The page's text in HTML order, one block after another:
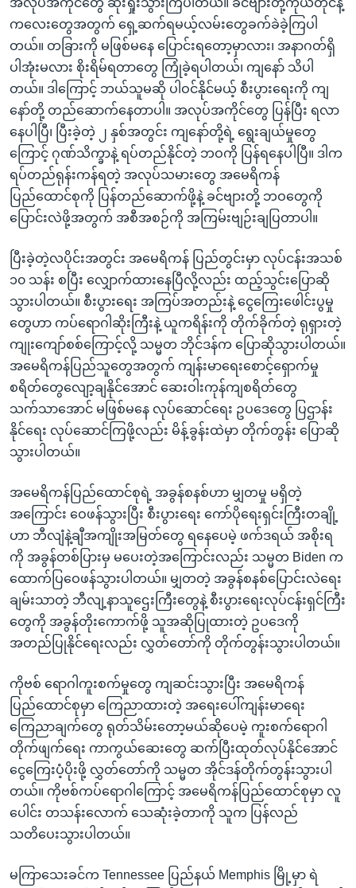
ကလေးတွေအတွက် ရှေ့ဆက်ရမယ့်လမ်းတွေခက်ခဲခဲ့ကြပါ
တယ်။ တခြားကို မဖြစ်မနေ ပြောင်းရတော့မှာလား၊ အနာဂတ်ရှိ
ပါအုံးမလား စိုးရိမ်ရတာတွေ ကြုံခဲ့ရပါတယ်၊ ကျနော် သိပါ
တယ်။ ဒါကြောင့် ဘယ်သူမဆို ပါဝင်နိုင်မယ့် စီးပွားရေးကို ကျ
နော်တို့ တည်ဆောက်နေတာပါ။ အလုပ်အကိုင်တွေ ပြန်ပြီး ရလာ
နေပါပြီ၊ ပြီးခဲ့တဲ့ ၂ နှစ်အတွင်း ကျနော်တို့ရဲ့ ရွေးချယ်မှုတွေ
ကြောင့် ဂုဏ်သိက္ခာနဲ့ ရပ်တည်နိုင်တဲ့ ဘဝကို ပြန်ရနေပါပြီ။ ဒါက
ရပ်တည်ရုန်းကန်ရတဲ့ အလုပ်သမားတွေ အမေရိကန်
ပြည်ထောင်စုကို ပြန်တည်ဆောက်ဖို့နဲ့ ခင်ဗျားတို့ ဘဝတွေကို
ပြောင်းလဲဖို့အတွက် အစီအစဉ်ကို အကြမ်းဗျဉ်းချပြတာပါ။
ပြီးခဲ့တဲ့လပိုင်းအတွင်း အမေရိကန် ပြည်တွင်းမှာ လုပ်ငန်းအသစ်
၁၀ သန်း စပြီး လျှောက်ထားနေပြီလို့လည်း ထည့်သွင်းပြောဆို
သွားပါတယ်။ စီးပွားရေး အကြပ်အတည်းနဲ့ ငွေကြေးဖေါင်းပွမှု
တွေဟာ ကပ်ရောဂါဆိုးကြီးနဲ့ ယူကရိန်းကို တိုက်ခိုက်တဲ့ ရုရှားတဲ့
ကျုးကျော်စစ်ကြောင့်လို့ သမ္မတ ဘိုင်ဒန်က ပြောဆိုသွားပါတယ်။
အမေရိကန်ပြည်သူတွေအတွက် ကျန်းမာရေးစောင့်ရှောက်မှု
စရိတ်တွေလျော့ချနိုင်အောင် ဆေးဝါးကုန်ကျစရိတ်တွေ
သက်သာအောင် မဖြစ်မနေ လုပ်ဆောင်ရေး ဥပဒေတွေ ပြဌာန်း
နိုင်ရေး လုပ်ဆောင်ကြဖို့လည်း မိန့်ခွန်းထဲမှာ တိုက်တွန်း ပြောဆို
သွားပါတယ်။
အမေရိကန်ပြည်ထောင်စုရဲ့ အခွန်စနစ်ဟာ မျှတမှု မရှိတဲ့
အကြောင်း ဝေဖန်သွားပြီး စီးပွားရေး ကော်ပိုရေးရှင်းကြီးတချို့
ဟာ ဘီလျံနဲ့ချီအကျိုးအမြတ်တွေ ရနေပေမဲ့ ဖက်ဒရယ် အစိုးရ
ကို အခွန်တစ်ပြားမှ မပေးတဲ့အကြောင်းလည်း သမ္မတ Biden က
ထောက်ပြဝေဖန်သွားပါတယ်။ မျှတတဲ့ အခွန်စနစ်ပြောင်းလဲရေး
ချမ်းသာတဲ့ ဘီလျ့နာသူဌေးကြီးတွေနဲ့ စီးပွားရေးလုပ်ငန်းရှင်ကြီး
တွေကို အခွန်တိုးကောက်ဖို့ သူအဆိုပြုထားတဲ့ ဥပဒေကို
အတည်ပြုနိုင်ရေးလည်း လွှတ်တော်ကို တိုက်တွန်းသွားပါတယ်။
ကိုဗစ် ရောဂါကူးစက်မှုတွေ ကျဆင်းသွားပြီး အမေရိကန်
ပြည်ထောင်စုမှာ ကြေညာထားတဲ့ အရေးပေါ်ကျန်းမာရေး
ကြေညာချက်တွေ ရုတ်သိမ်းတော့မယ်ဆိုပေမဲ့ ကူးစက်ရောဂါ
တိုက်ဖျက်ရေး ကာကွယ်ဆေးတွေ ဆက်ပြီးထုတ်လုပ်နိုင်အောင်
ငွေကြေးပံ့ပိုးဖို့ လွှတ်တော်ကို သမ္မတ အိုင်ဒန်တိုက်တွန်းသွားပါ
တယ်။ ကိုဗစ်ကပ်ရောဂါကြောင့် အမေရိကန်ပြည်ထောင်စုမှာ လူ
ပေါင်း တသန်းလောက် သေဆုံးခဲ့တာကို သူက ပြန်လည်
သတိပေးသွားပါတယ်။
မကြာသေးခင်က Tennessee ပြည်နယ် Memphis မြို့မှာ ရဲ